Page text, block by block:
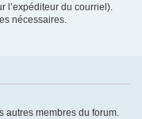
l’expéditeur du courriel).
nécessaires.
autres membres du forum.